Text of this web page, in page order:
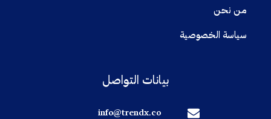
من نحن
سياسة الخصوصية
بيانات التواصل
info@trendx.co